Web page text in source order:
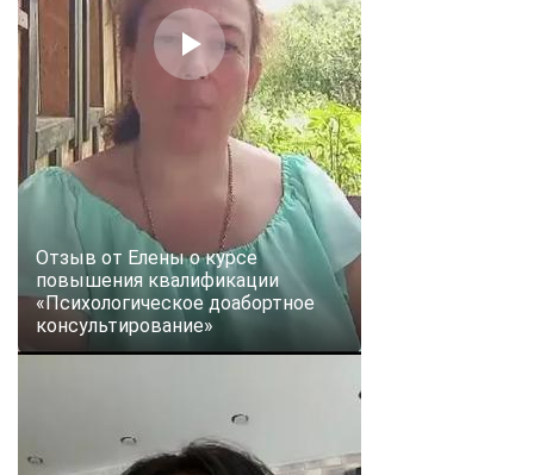
Отзыв от Елены о курсе
повышения квалификации
«Психологическое доабортное
консультирование»